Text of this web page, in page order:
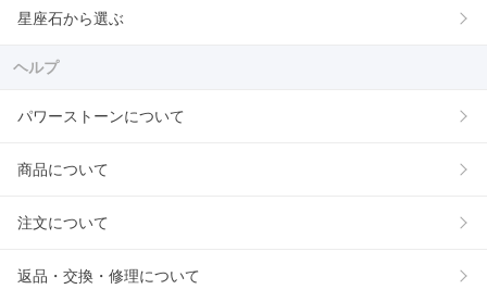
星座石から選ぶ
ヘルプ
パワーストーンについて
商品について
注文について
返品・交換・修理について